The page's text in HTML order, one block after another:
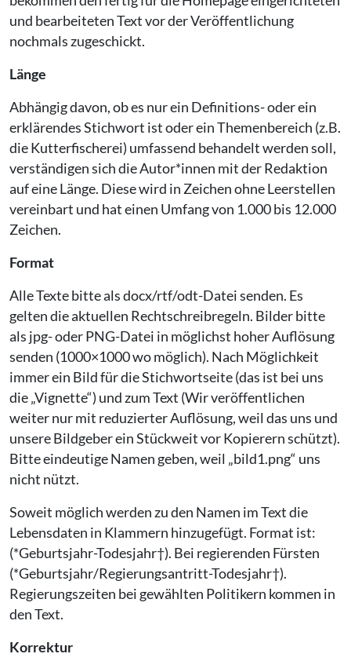
und bearbeiteten Text vor der Veröffentlichung
nochmals zugeschickt.
Länge
Abhängig davon, ob es nur ein Definitions- oder ein
erklärendes Stichwort ist oder ein Themenbereich (z.B.
die Kutterfischerei) umfassend behandelt werden soll,
verständigen sich die Autor*innen mit der Redaktion
auf eine Länge. Diese wird in Zeichen ohne Leerstellen
vereinbart und hat einen Umfang von 1.000 bis 12.000
Zeichen.
Format
Alle Texte bitte als docx/rtf/odt-Datei senden. Es
gelten die aktuellen Rechtschreibregeln. Bilder bitte
als jpg- oder PNG-Datei in möglichst hoher Auflösung
senden (1000×1000 wo möglich). Nach Möglichkeit
immer ein Bild für die Stichwortseite (das ist bei uns
die „Vignette“) und zum Text (Wir veröffentlichen
weiter nur mit reduzierter Auflösung, weil das uns und
unsere Bildgeber ein Stückweit vor Kopierern schützt).
Bitte eindeutige Namen geben, weil „bild1.png“ uns
nicht nützt.
Soweit möglich werden zu den Namen im Text die
Lebensdaten in Klammern hinzugefügt. Format ist:
(*Geburtsjahr-Todesjahr†). Bei regierenden Fürsten
(*Geburtsjahr/Regierungsantritt-Todesjahr†).
Regierungszeiten bei gewählten Politikern kommen in
den Text.
Korrektur